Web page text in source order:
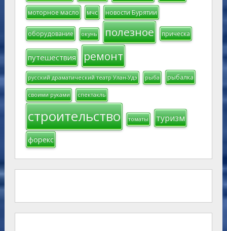
моторное масло мчс новости Бурятии
оборудование окунь полезное прическа
путешествия ремонт
русский драматический театр Улан-Удэ рыба рыбалка
своими руками спектакль
строительство томаты туризм
форекс